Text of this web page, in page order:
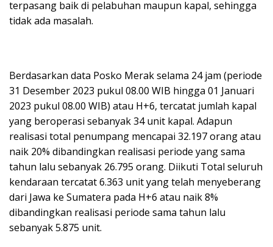
terpasang baik di pelabuhan maupun kapal, sehingga
tidak ada masalah.
Berdasarkan data Posko Merak selama 24 jam (periode
31 Desember 2023 pukul 08.00 WIB hingga 01 Januari
2023 pukul 08.00 WIB) atau H+6, tercatat jumlah kapal
yang beroperasi sebanyak 34 unit kapal. Adapun
realisasi total penumpang mencapai 32.197 orang atau
naik 20% dibandingkan realisasi periode yang sama
tahun lalu sebanyak 26.795 orang. Diikuti Total seluruh
kendaraan tercatat 6.363 unit yang telah menyeberang
dari Jawa ke Sumatera pada H+6 atau naik 8%
dibandingkan realisasi periode sama tahun lalu
sebanyak 5.875 unit.